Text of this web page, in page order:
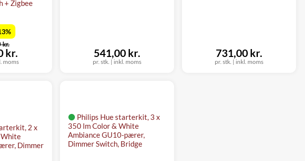
+ Zigbee
moms
kr.
kr.
pr. stk. | inkl. moms
541,00 kr.
pr. stk. | inkl. moms
731,00 kr.
2 x
Dimmer
Philips Hue starterkit, 3 x
350 lm Color & White
Ambiance GU10-pærer,
Dimmer Switch, Bridge